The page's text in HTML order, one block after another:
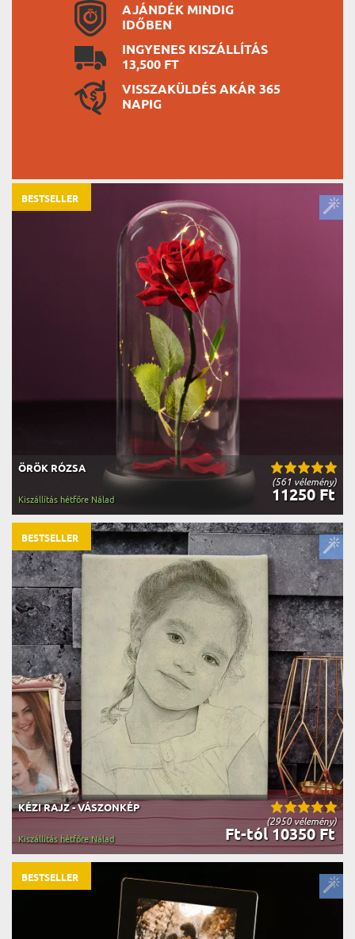
AJÁNDÉK MINDIG
IDŐBEN
INGYENES KISZÁLLÍTÁS
13,500 FT
VISSZAKÜLDÉS AKÁR 365
NAPIG
(561 vélemény)
ÖRÖK RÓZSA
11250 Ft
Kiszállítás hétfőre Nálad
BESTSELLER
(2950 vélemény)
KÉZI RAJZ - VÁSZONKÉP
Ft-tól 10350 Ft
Kiszállítás hétfőre Nálad
BESTSELLER
BESTSELLER